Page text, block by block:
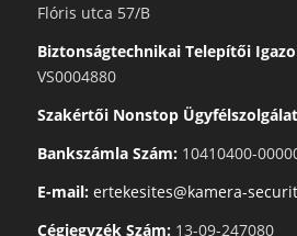
Flóris utca 57/B
Biztonságtechnikai Telepítői
VS0004880
Szakértői Nonstop
Bankszámla Szám:10410400-
E-mail: ertekesites@kamera-
Cégjegyzék Szám:13-09-247080